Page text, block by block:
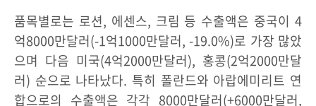
품목별로는 로션, 에센스, 크림 등 수출액은 중국이 4
억8000만달러(-1억1000만달러, -19.0%)로 가장 많았
으며 다음 미국(4억2000만달러), 홍콩(2억2000만달
러) 순으로 나타났다. 특히 폴란드와 아랍에미리트 연
합으로의 수출액은 각각 8000만달러(+6000만달러,